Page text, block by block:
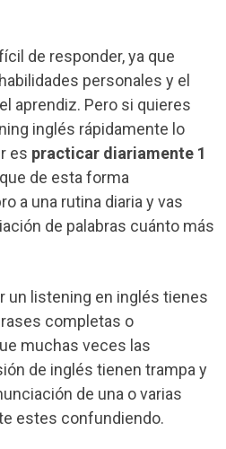
de responder, ya que
personales y el
aprendiz. Pero si quieres
inglés rápidamente lo
es practicar diariamente 1
de esta forma
a una rutina diaria y vas
de palabras cuánto más
un listening en inglés tienes
completas o
muchas veces las
de inglés tienen trampa y
de una o varias
estes confundiendo.